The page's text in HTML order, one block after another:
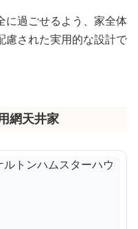
に過ごせるよう、家全体
慮された実用的な設計で
網天井家